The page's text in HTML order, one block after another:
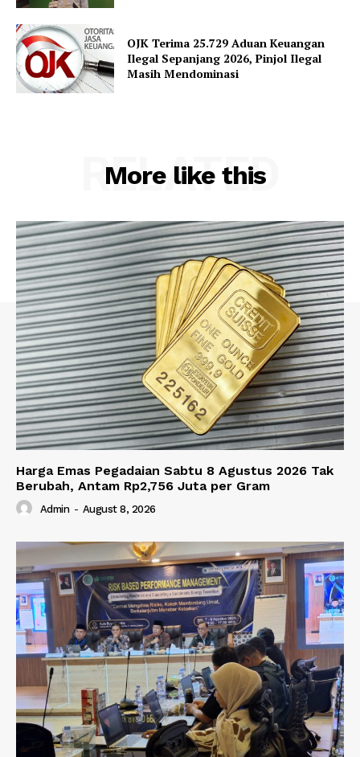
OJK Terima 25.729 Aduan Keuangan
Ilegal Sepanjang 2026, Pinjol Ilegal
Masih Mendominasi
More like this
RELATED
Harga Emas Pegadaian Sabtu 8 Agustus 2026 Tak
Berubah, Antam Rp2,756 Juta per Gram
Admin - August 8, 2026